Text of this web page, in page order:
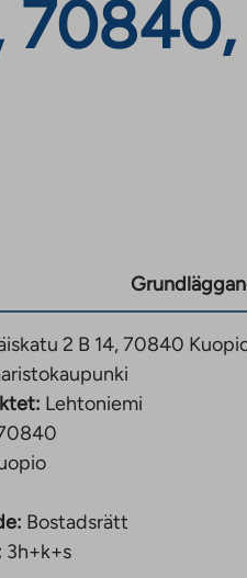
2 B 14, 70840
Lehtoniemi
Bostadsrätt
3h+k+s